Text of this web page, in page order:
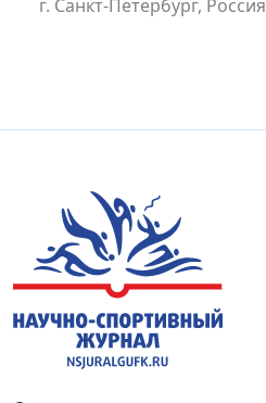
г. Санкт-Петербург, Россия